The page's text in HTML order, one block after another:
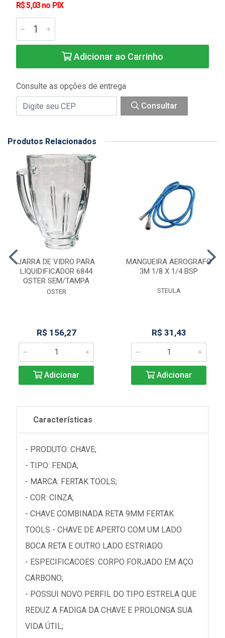
R$ 5,03 no PIX
Adicionar ao Carrinho
Consulte as opções de entrega
Consultar
Produtos Relacionados
JARRA DE VIDRO PARA
LIQUIDIFICADOR 6844
OSTER SEM/TAMPA
OSTER
R$ 156,27
Adicionar
MANGUEIRA AEROGRAFO
3M 1/8 X 1/4 BSP
STEULA
R$ 31,43
Adicionar
Características
- PRODUTO: CHAVE;
- TIPO: FENDA;
- MARCA: FERTAK TOOLS;
- COR: CINZA;
- CHAVE COMBINADA RETA 9MM FERTAK
TOOLS - CHAVE DE APERTO COM UM LADO
BOCA RETA E OUTRO LADO ESTRIADO.
- ESPECIFICACOES: CORPO FORJADO EM AÇO
CARBONO;
- POSSUI NOVO PERFIL DO TIPO ESTRELA QUE
REDUZ A FADIGA DA CHAVE E PROLONGA SUA
VIDA ÚTIL;